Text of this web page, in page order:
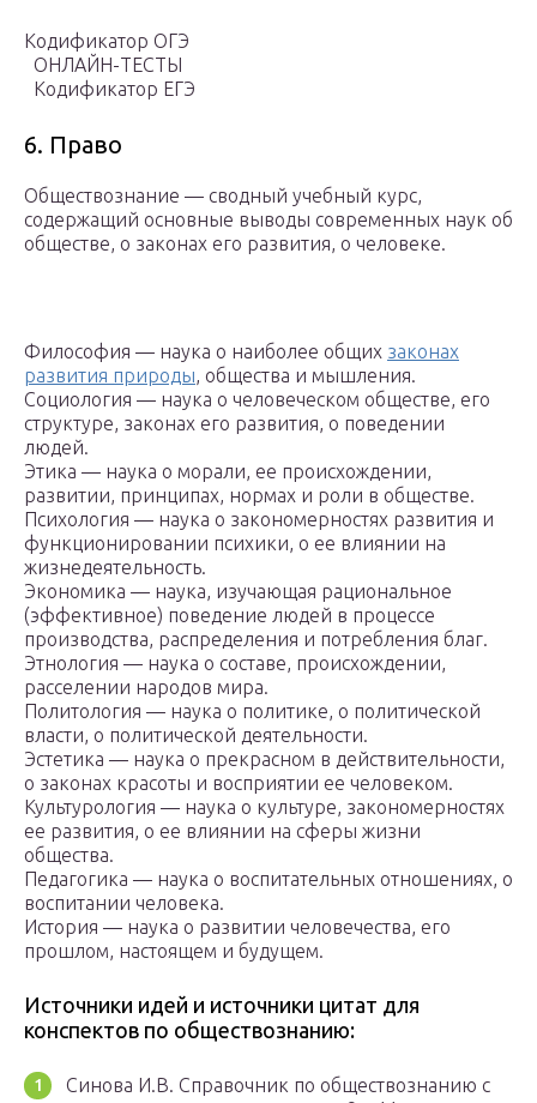
Кодификатор ОГЭ
ОНЛАЙН-ТЕСТЫ
Кодификатор ЕГЭ
6. Право
Обществoзнание — сводный учебный курс,
содержащий основные выводы современных наук об
обществе, о законах его развития, о человеке.
Философия — наука о наиболее общих законах
развития природы, общества и мышления.
Социология — наука о человеческом обществе, его
структуре, законах его развития, о поведении
людей.
Этика — наука о морали, ее происхождении,
развитии, принципах, нормах и роли в обществе.
Психология — наука о закономерностях развития и
функционировании психики, о ее влиянии на
жизнедеятельность.
Экономика — наука, изучающая рациональное
(эффективное) поведение людей в процессе
производства, распределения и потребления благ.
Этнология — наука о составе, происхождении,
расселении народов мира.
Политология — наука о политике, о политической
власти, о политической деятельности.
Эстетика — наука о прекрасном в действительности,
о законах красоты и восприятии ее человеком.
Культурология — наука о культуре, закономерностях
ее развития, о ее влиянии на сферы жизни
общества.
Педагогика — наука о воспитательных отношениях, о
воспитании человека.
История — наука о развитии человечества, его
прошлом, настоящем и будущем.
Источники идей и источники цитат для
конспектов по обществознанию:
Синова И.В. Справочник по обществознанию с